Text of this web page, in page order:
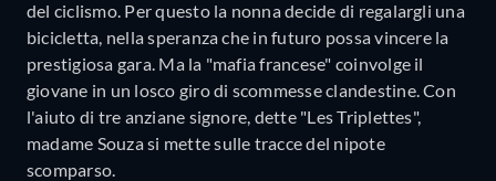
del ciclismo. Per questo la nonna decide di regalargli una
bicicletta, nella speranza che in futuro possa vincere la
prestigiosa gara. Ma la "mafia francese" coinvolge il
giovane in un losco giro di scommesse clandestine. Con
l'aiuto di tre anziane signore, dette "Les Triplettes",
madame Souza si mette sulle tracce del nipote
scomparso.